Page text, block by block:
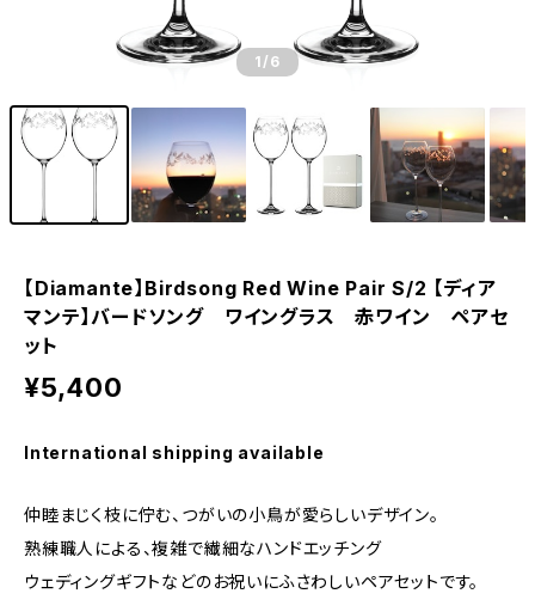
1 /6
【Diamante】Birdsong Red Wine Pair S/2 【ディア
マンテ】バードソング ワイングラス 赤ワイン ペアセ
ット
¥5,400
International shipping available
仲睦まじく枝に佇む、つがいの小鳥が愛らしいデザイン。
熟練職人による、複雑で繊細なハンドエッチング
ウェディングギフトなどのお祝いにふさわしいペアセットです。